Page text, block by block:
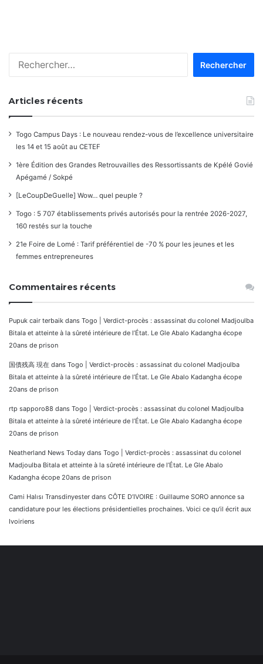
Articles récents
Togo Campus Days : Le nouveau rendez-vous de l’excellence universitaire
les 14 et 15 août au CETEF
1ère Édition des Grandes Retrouvailles des Ressortissants de Kpélé Govié
Apégamé / Sokpé
[LeCoupDeGuelle] Wow… quel peuple ?
Togo : 5 707 établissements privés autorisés pour la rentrée 2026-2027,
160 restés sur la touche
21e Foire de Lomé : Tarif préférentiel de -70 % pour les jeunes et les
femmes entrepreneures
Commentaires récents
Pupuk cair terbaik dans Togo | Verdict-procès : assassinat du colonel Madjoulba
Bitala et atteinte à la sûreté intérieure de l’État. Le Gle Abalo Kadangha écope
20ans de prison
国債残高 現在 dans Togo | Verdict-procès : assassinat du colonel Madjoulba
Bitala et atteinte à la sûreté intérieure de l’État. Le Gle Abalo Kadangha écope
20ans de prison
rtp sapporo88 dans Togo | Verdict-procès : assassinat du colonel Madjoulba
Bitala et atteinte à la sûreté intérieure de l’État. Le Gle Abalo Kadangha écope
20ans de prison
Neatherland News Today dans Togo | Verdict-procès : assassinat du colonel
Madjoulba Bitala et atteinte à la sûreté intérieure de l’État. Le Gle Abalo
Kadangha écope 20ans de prison
Cami Halısı Transdinyester dans CÔTE D’IVOIRE : Guillaume SORO annonce sa
candidature pour les élections présidentielles prochaines. Voici ce qu’il écrit aux
Ivoiriens